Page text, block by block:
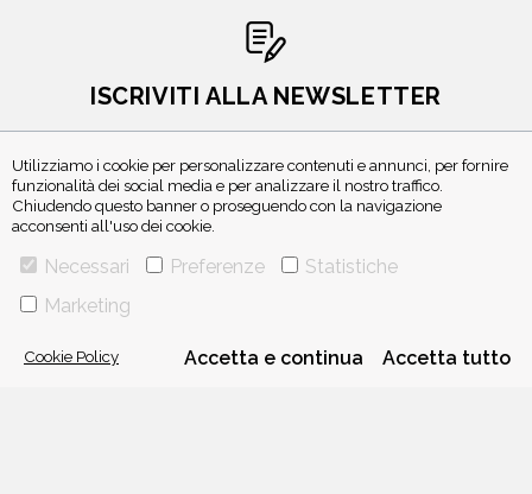
Utilizziamo i cookie per personalizzare contenuti e annunci, per fornire
funzionalità dei social media e per analizzare il nostro traffico.
Chiudendo questo banner o proseguendo con la navigazione
acconsenti all'uso dei cookie.
Necessari Preferenze
Statistiche
Marketing
Cookie Policy Accetta e continua Accetta tutto
ISCRIVITI ALLA NEWSLETTER
E-MAIL:INFO@PONTEALLEGRAZIE.IT